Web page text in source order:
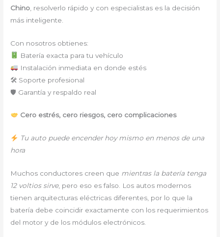
Chino , resolverlo rápido y con especialistas es la decisión
más inteligente.
Con nosotros obtienes:
Batería exacta para tu vehículo
Instalación inmediata en donde estés
🛠 Soporte profesional
🛡 Garantía y respaldo real
Cero estrés, cero riesgos, cero complicaciones
Tu auto puede encender hoy mismo en menos de una
hora
Muchos conductores creen que mientras la batería tenga
12 voltios sirve, pero eso es falso. Los autos modernos
tienen arquitecturas eléctricas diferentes, por lo que la
batería debe coincidir exactamente con los requerimientos
del motor y de los módulos electrónicos.